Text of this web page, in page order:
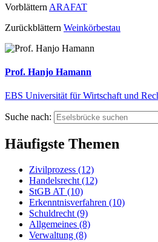
Vorblättern ARAFAT
Zurückblättern Weinkörbestau
Prof. Hanjo Hamann
EBS Universität für Wirtschaft und
Suche nach:
Häufigste Themen
Zivilprozess (12)
Handelsrecht (12)
StGB AT (10)
Erkenntnisverfahren (10)
Schuldrecht (9)
Allgemeines (8)
Verwaltung (8)